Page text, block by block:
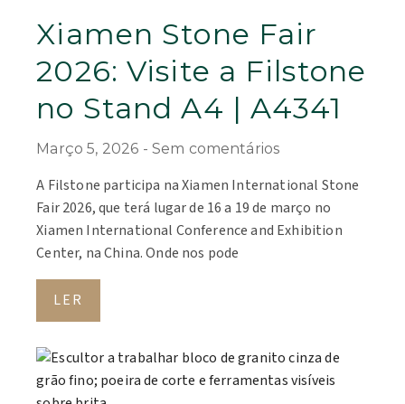
Xiamen Stone Fair
2026: Visite a Filstone
no Stand A4 | A4341
Março 5, 2026 Sem comentários
A Filstone participa na Xiamen International Stone
Fair 2026, que terá lugar de 16 a 19 de março no
Xiamen International Conference and Exhibition
Center, na China. Onde nos pode
LER